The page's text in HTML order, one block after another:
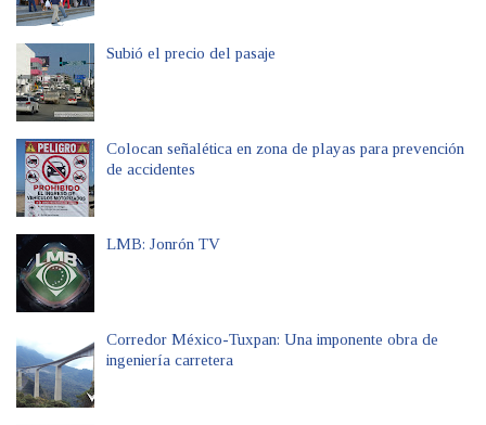
Subió el precio del pasaje
Colocan señalética en zona de playas para prevención
de accidentes
LMB: Jonrón TV
Corredor México-Tuxpan: Una imponente obra de
ingeniería carretera